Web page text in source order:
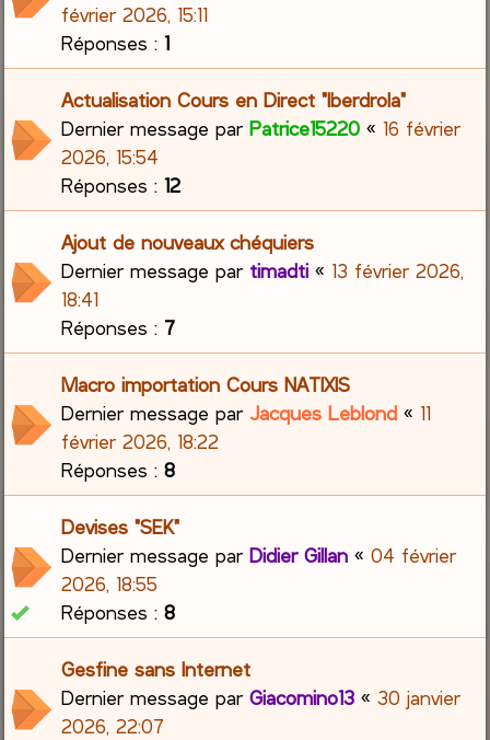
février 2026, 15:11
Réponses :1
Actualisation Cours en Direct "Iberdrola"
Dernier message parPatrice15220 « 16 février
2026, 15:54
Réponses :12
Ajout de nouveaux chéquiers
Dernier message par timadti « 13 février 2026,
18:41
Réponses : 7
Macro importation Cours NATIXIS
Dernier message parJacques Leblond « 11
février 2026, 18:22
Réponses :8
Devises "SEK"
Dernier message parDidier Gillan «04 février
2026, 18:55
Réponses :8
Gesfine sans Internet
Dernier message parGiacomino13 «30 janvier
2026, 22:07